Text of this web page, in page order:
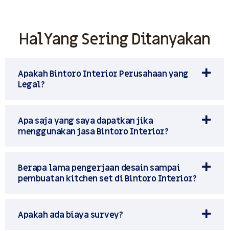
Hal Yang Sering Ditanyakan
Apakah Bintoro Interior Perusahaan yang
Legal?
Apa saja yang saya dapatkan jika
menggunakan jasa Bintoro Interior?
Berapa lama pengerjaan desain sampai
pembuatan kitchen set di Bintoro Interior?
Apakah ada biaya survey?